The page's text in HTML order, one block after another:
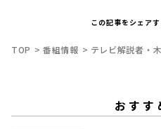
この記事をシェアす
TOP 番組情報 テレビ解説者・
おすす